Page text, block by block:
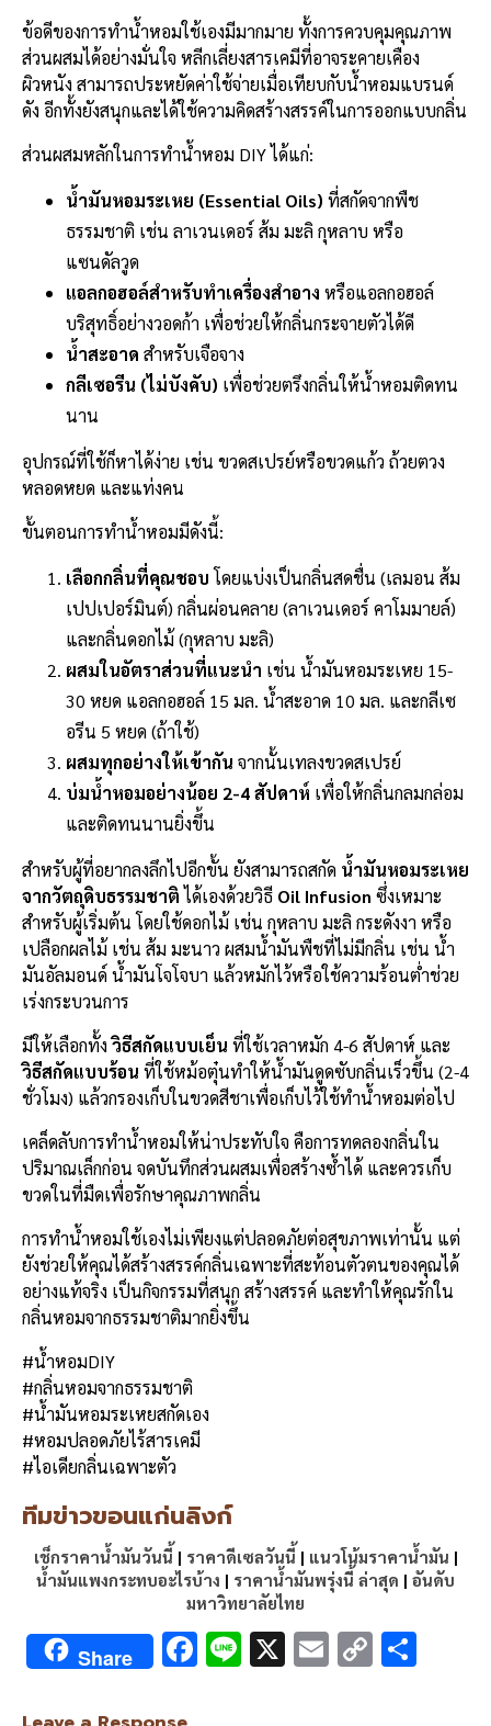
ข้อดีของการทำน้ำหอมใช้เองมีมากมาย ทั้งการควบคุมคุณภาพ
ส่วนผสมได้อย่างมั่นใจ หลีกเลี่ยงสารเคมีที่อาจระคายเคือง
ผิวหนัง สามารถประหยัดค่าใช้จ่ายเมื่อเทียบกับน้ำหอมแบรนด์
ดัง อีกทั้งยังสนุกและได้ใช้ความคิดสร้างสรรค์ในการออกแบบกลิ่น
ส่วนผสมหลักในการทำน้ำหอม DIY ได้แก่:
น้ำมันหอมระเหย (Essential Oils) ที่สกัดจากพืช
ธรรมชาติ เช่น ลาเวนเดอร์ ส้ม มะลิ กุหลาบ หรือ
แซนดัลวูด
แอลกอฮอล์สำหรับทำเครื่องสำอาง หรือแอลกอฮอล์
บริสุทธิ์อย่างวอดก้า เพื่อช่วยให้กลิ่นกระจายตัวได้ดี
น้ำสะอาด สำหรับเจือจาง
กลีเซอรีน (ไม่บังคับ) เพื่อช่วยตรึงกลิ่นให้น้ำหอมติดทน
นาน
อุปกรณ์ที่ใช้ก็หาได้ง่าย เช่น ขวดสเปรย์หรือขวดแก้ว ถ้วยตวง
หลอดหยด และแท่งคน
ขั้นตอนการทำน้ำหอมมีดังนี้:
เลือกกลิ่นที่คุณชอบโดยแบ่งเป็นกลิ่นสดชื่น (เลมอน ส้ม
เปปเปอร์มินต์) กลิ่นผ่อนคลาย (ลาเวนเดอร์ คาโมมายล์)
และกลิ่นดอกไม้ (กุหลาบ มะลิ)
ผสมในอัตราส่วนที่แนะนำ เช่น น้ำมันหอมระเหย 15-
30 หยด แอลกอฮอล์ 15 มล. น้ำสะอาด 10 มล. และกลีเซ
อรีน 5 หยด (ถ้าใช้)
ผสมทุกอย่างให้เข้ากัน จากนั้นเทลงขวดสเปรย์
บ่มน้ำหอมอย่างน้อย 2-4 สัปดาห์ เพื่อให้กลิ่นกลมกล่อม
และติดทนนานยิ่งขึ้น
สำหรับผู้ที่อยากลงลึกไปอีกขั้น ยังสามารถสกัด น้ำมันหอมระเหย
จากวัตถุดิบธรรมชาติได้เองด้วยวิธี Oil Infusion ซึ่งเหมาะ
สำหรับผู้เริ่มต้น โดยใช้ดอกไม้ เช่น กุหลาบ มะลิ กระดังงา หรือ
เปลือกผลไม้ เช่น ส้ม มะนาว ผสมน้ำมันพืชที่ไม่มีกลิ่น เช่น น้ำ
มันอัลมอนด์ น้ำมันโจโจบา แล้วหมักไว้หรือใช้ความร้อนต่ำช่วย
เร่งกระบวนการ
มีให้เลือกทั้งวิธีสกัดแบบเย็น ที่ใช้เวลาหมัก 4-6 สัปดาห์ และ
วิธีสกัดแบบร้อน ที่ใช้หม้อตุ๋นทำให้น้ำมันดูดซับกลิ่นเร็วขึ้น (2-4
ชั่วโมง) แล้วกรองเก็บในขวดสีชาเพื่อเก็บไว้ใช้ทำน้ำหอมต่อไป
เคล็ดลับการทำน้ำหอมให้น่าประทับใจ คือการทดลองกลิ่นใน
ปริมาณเล็กก่อน จดบันทึกส่วนผสมเพื่อสร้างซ้ำได้ และควรเก็บ
ขวดในที่มืดเพื่อรักษาคุณภาพกลิ่น
การทำน้ำหอมใช้เองไม่เพียงแต่ปลอดภัยต่อสุขภาพเท่านั้น แต่
ยังช่วยให้คุณได้สร้างสรรค์กลิ่นเฉพาะที่สะท้อนตัวตนของคุณได้
อย่างแท้จริง เป็นกิจกรรมที่สนุก สร้างสรรค์ และทำให้คุณรักใน
กลิ่นหอมจากธรรมชาติมากยิ่งขึ้น
#น้ำหอมDIY
#กลิ่นหอมจากธรรมชาติ
#น้ำมันหอมระเหยสกัดเอง
#หอมปลอดภัยไร้สารเคมี
#ไอเดียกลิ่นเฉพาะตัว
ทีมข่าวขอนแก่นลิงก์
เช็กราคาน้ำมันวันนี้ | ราคาดีเซลวันนี้ | แนวโน้มราคาน้ำมัน |
น้ำมันแพงกระทบอะไรบ้าง | ราคาน้ำมันพรุ่งนี้ ล่าสุด | อันดับ
มหาวิทยาลัยไทย
Share F Li X E C